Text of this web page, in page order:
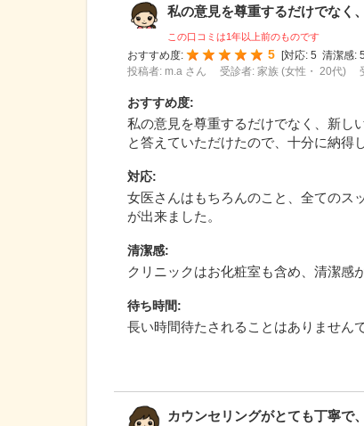
私の意見を尊重するだけでなく
この口コミは1年以上前のものです
おすすめ度:
5 対応: 5 清潔感: 5
投稿者: m.a さん
受診者: 家族 (女性・ 20代)
おすすめ度:
私の意見を尊重するだけでなく、新し
と答えていただけたので、十分に納得
対応:
女医さんはもちろんのこと、全てのス
が出来ました。
清潔感:
クリニックはお化粧室も含め、清潔感
待ち時間:
長い時間待たされることはありません
カウンセリングがとても丁寧で